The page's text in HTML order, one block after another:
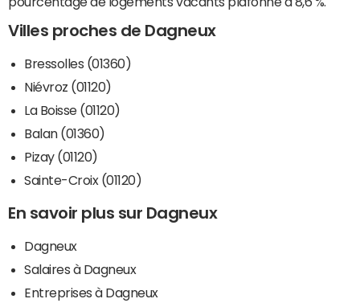
Villes proches de Dagneux
Bressolles (01360)
Niévroz (01120)
La Boisse (01120)
Balan (01360)
Pizay (01120)
Sainte-Croix (01120)
En savoir plus sur Dagneux
Dagneux
Salaires à Dagneux
Entreprises à Dagneux